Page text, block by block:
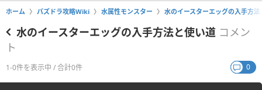
ホーム パズドラ攻略Wiki 水属性モンスター 水のイースターエッグの入手方
水のイースターエッグの入手方法と使い道 コメン
ト
1-0件を表示中 / 合計0件 0